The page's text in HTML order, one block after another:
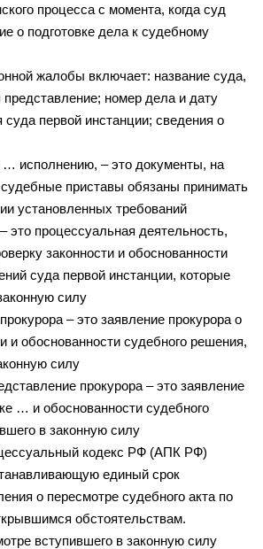
процесса с момента, когда суд
о подготовке дела к судебному
жалобы включает: название суда,
представление; номер дела и дату
первой инстанции; сведения о
исполнению, – это документы, на
приставы обязаны принимать
установленных требований
процессуальная деятельность,
законности и обоснованности
суда первой инстанции, которые
силу
– это заявление прокурора о
и обоснованности судебного решения,
силу
прокурора – это заявление
… и обоснованности судебного
в законную силу
кодекс РФ (АПК РФ)
единый срок
о пересмотре судебного акта по
обстоятельствам.
вступившего в законную силу